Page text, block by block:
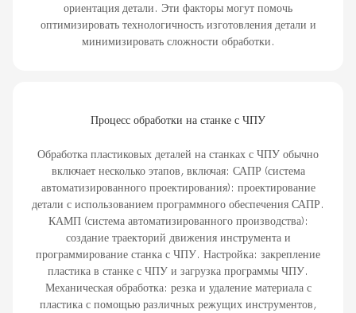
ориентация детали. Эти факторы могут помочь
оптимизировать технологичность изготовления детали и
минимизировать сложности обработки.
Процесс обработки на станке с ЧПУ
Обработка пластиковых деталей на станках с ЧПУ обычно
включает несколько этапов, включая: САПР (система
автоматизированного проектирования): проектирование
детали с использованием программного обеспечения САПР.
КАМП (система автоматизированного производства):
создание траекторий движения инструмента и
программирование станка с ЧПУ. Настройка: закрепление
пластика в станке с ЧПУ и загрузка программы ЧПУ.
Механическая обработка: резка и удаление материала с
пластика с помощью различных режущих инструментов,